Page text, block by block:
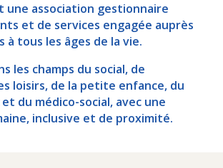
une association gestionnaire
et de services engagée auprès
à tous les âges de la vie.
les champs du social, de
loisirs, de la petite enfance, du
du médico-social, avec une
inclusive et de proximité.